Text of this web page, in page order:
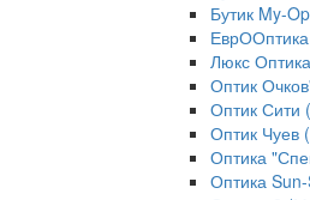
Бутик My-
Люкс
Оптик
Оптик Сити
Оптик Чуев
Оптика
Оптика